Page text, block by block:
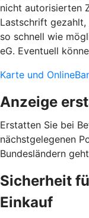
nicht autorisierten
Lastschrift gezahlt,
so schnell wie
eG. Eventuell
Karte und
Anzeige
Erstatten Sie bei
nächstgelegenen
Bundesländern
Sicherheit
Einkauf